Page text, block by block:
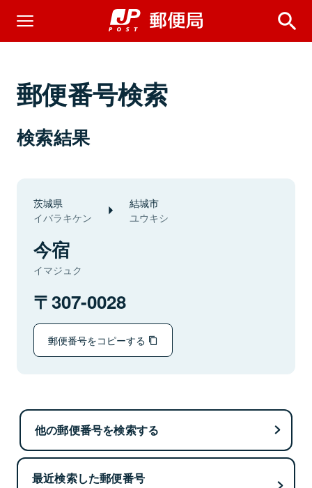
郵便番号検索
検索結果
茨城県
イバラキケン
結城市
ユウキシ
今宿
イマジュク
307-0028
郵便番号をコピーする
他の郵便番号を検索する
最近検索した郵便番号